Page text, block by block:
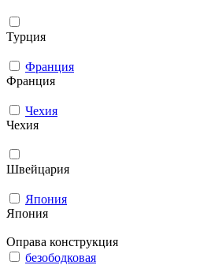
Турция
Франция
Франция
Чехия
Чехия
Швейцария
Япония
Япония
Оправа конструкция
безободковая